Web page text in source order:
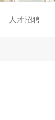
人才招聘